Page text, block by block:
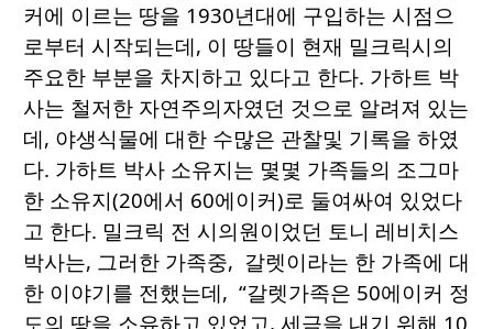
커에 이르는 땅을 1930년대에 구입하는 시점으
로부터 시작되는데, 이 땅들이 현재 밀크릭시의
주요한 부분을 차지하고 있다고 한다. 가하트 박
사는 철저한 자연주의자였던 것으로 알려져 있는
데, 야생식물에 대한 수많은 관찰및 기록을 하였
다. 가하트 박사 소유지는 몇몇 가족들의 조그마
한 소유지(20에서 60에이커)로 둘여싸여 있었다
고 한다. 밀크릭 전 시의원이었던 토니 레비치스
박사는, 그러한 가족중, 갈렛이라는 한 가족에 대
한 이야기를 전했는데, “갈렛가족은 50에이커 정
도의 땅을 소유하고 있었고, 세금을 내기 위해 10